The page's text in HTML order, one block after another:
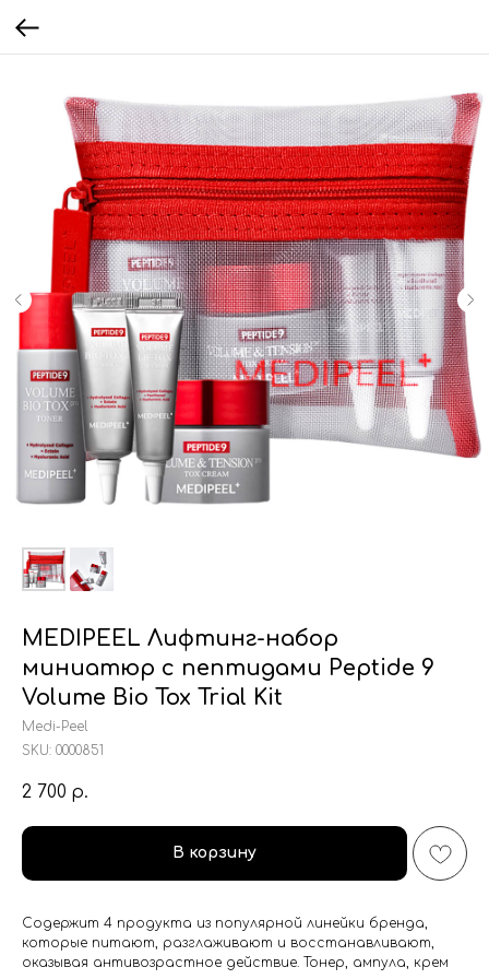
MEDIPEEL Лифтинг-набор
миниатюр с пептидами Peptide 9
Volume Bio Tox Trial Kit
Medi-Peel
SKU: 0000851
2 700 р.
В корзину
Содержит 4 продукта из популярной линейки бренда,
которые питают, разглаживают и восстанавливают,
оказывая антивозрастное действие. Тонер, ампула, крем